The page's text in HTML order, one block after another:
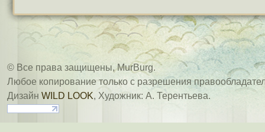
© Все права защищены, MurBurg.
Любое копирование только с разрешения
Дизайн WILD LOOK, Художник: А. Терентьева.